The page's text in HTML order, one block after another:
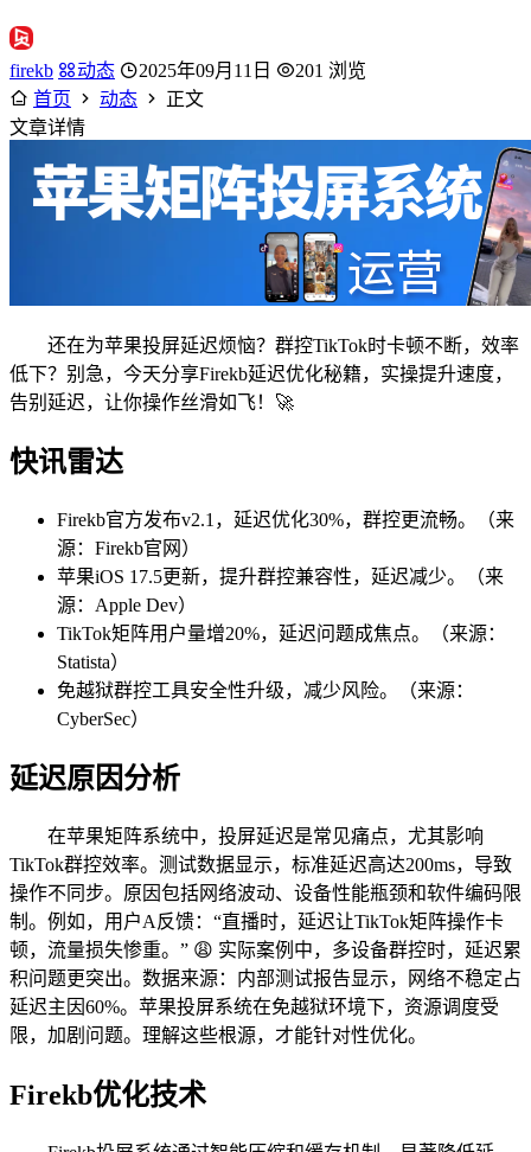
firekb 动态 2025年09月11日
201 浏览
首页
动态
正文
文章详情
还在为苹果投屏延迟烦恼？群控TikTok时卡顿不断，效率
低下？别急，今天分享Firekb延迟优化秘籍，实操提升速度，
告别延迟，让你操作丝滑如飞！🚀
快讯雷达
Firekb官方发布v2.1，延迟优化30%，群控更流畅。（来
源：Firekb官网）
苹果iOS 17.5更新，提升群控兼容性，延迟减少。（来
源：Apple Dev）
TikTok矩阵用户量增20%，延迟问题成焦点。（来源：
Statista）
免越狱群控工具安全性升级，减少风险。（来源：
CyberSec）
延迟原因分析
在苹果矩阵系统中，投屏延迟是常见痛点，尤其影响
TikTok群控效率。测试数据显示，标准延迟高达200ms，导致
操作不同步。原因包括网络波动、设备性能瓶颈和软件编码限
制。例如，用户A反馈：“直播时，延迟让TikTok矩阵操作卡
顿，流量损失惨重。” 😩 实际案例中，多设备群控时，延迟累
积问题更突出。数据来源：内部测试报告显示，网络不稳定占
延迟主因60%。苹果投屏系统在免越狱环境下，资源调度受
限，加剧问题。理解这些根源，才能针对性优化。
Firekb优化技术